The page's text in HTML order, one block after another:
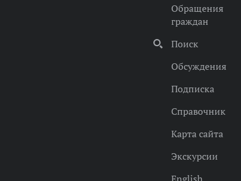
Обращения
граждан
Поиск
Обсуждения
Подписка
Справочник
Карта сайта
Экскурсии